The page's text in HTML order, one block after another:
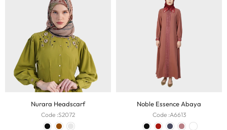
Nurara Headscarf
Code :S2072
Noble Essence Abaya
Code :A6613